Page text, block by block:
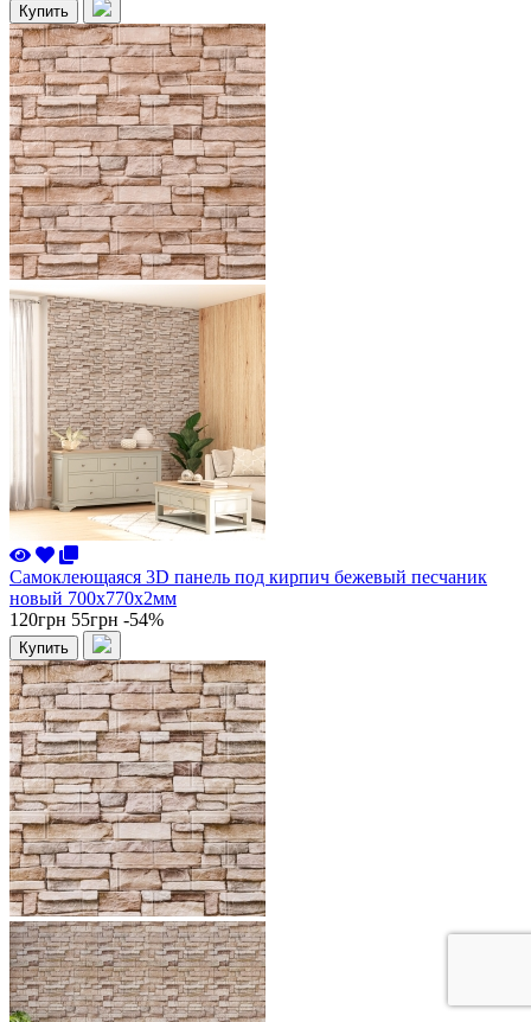
Купить
Самоклеющаяся 3D панель под кирпич бежевый песчаник
новый 700x770x2мм
120грн 55грн -54%
Купить